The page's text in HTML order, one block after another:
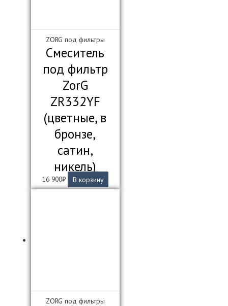
ZORG под фильтры
Смеситель
под фильтр
ZorG
ZR332YF
(цветные, в
бронзе,
сатин,
никель)
16 900₽ В корзину
ZORG под фильтры